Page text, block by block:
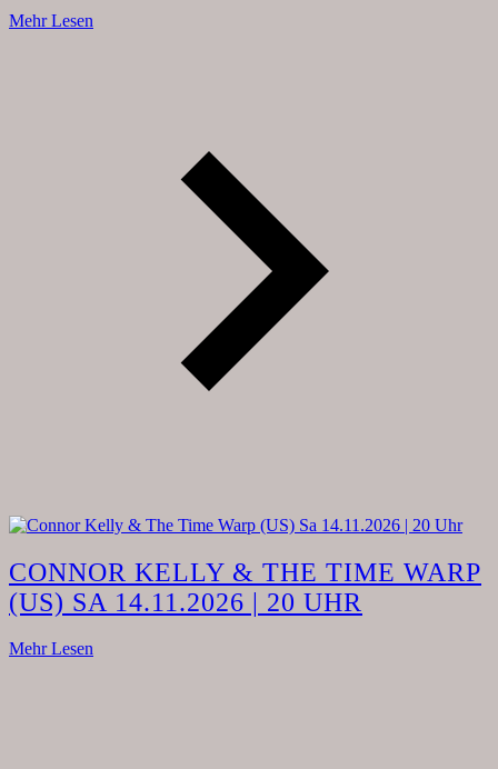
Mehr Lesen
CONNOR KELLY & THE TIME WARP
(US) SA 14.11.2026 | 20 UHR
Mehr Lesen